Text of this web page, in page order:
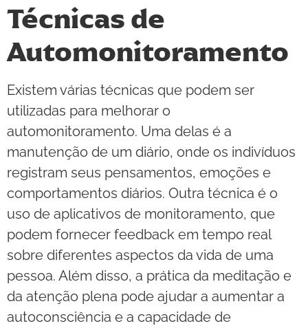
Técnicas de
Automonitoramento
Existem várias técnicas que podem ser
utilizadas para melhorar o
automonitoramento. Uma delas é a
manutenção de um diário, onde os indivíduos
registram seus pensamentos, emoções e
comportamentos diários. Outra técnica é o
uso de aplicativos de monitoramento, que
podem fornecer feedback em tempo real
sobre diferentes aspectos da vida de uma
pessoa. Além disso, a prática da meditação e
da atenção plena pode ajudar a aumentar a
autoconsciência e a capacidade de